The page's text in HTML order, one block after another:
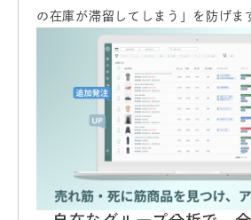
の在庫が滞留してしまう」を防げま